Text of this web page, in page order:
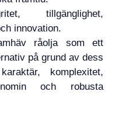
tillgänglighet,
innovation.
råolja som ett
på grund av dess
komplexitet,
och robusta